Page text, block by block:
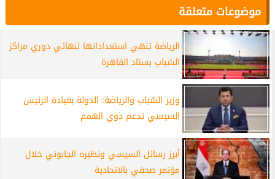
موضوعات متعلقة
الرياضة تنهي استعداداتها لنهائي دوري مراكز
الشباب بستاد القاهرة
وزير الشباب والرياضة: الدولة بقيادة الرئيس
السيسي تدعم ذوي الهمم
أبرز رسائل السيسي ونظيره الجابوني خلال
مؤتمر صحفي بالاتحادية